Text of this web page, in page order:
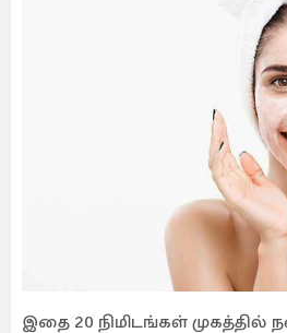
இதை 20 நிமிடங்கள் முகத்தில்